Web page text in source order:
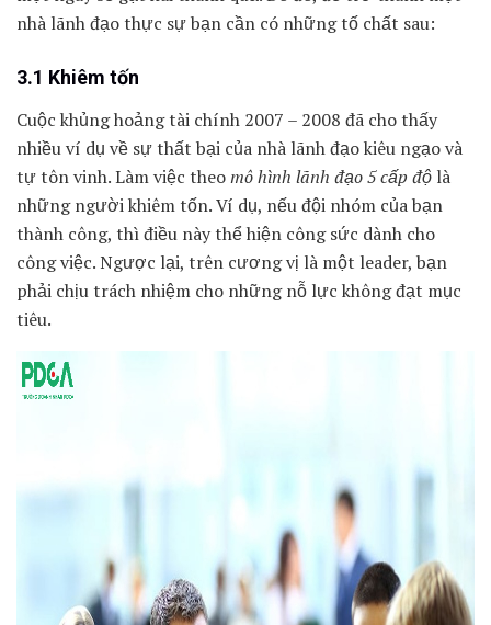
nhà lãnh đạo thực sự bạn cần có những tố chất sau:
3.1 Khiêm tốn
Cuộc khủng hoảng tài chính 2007 – 2008 đã cho thấy
nhiều ví dụ về sự thất bại của nhà lãnh đạo kiêu ngạo và
tự tôn vinh. Làm việc theomô hình lãnh đạo 5 cấp độ là
những người khiêm tốn. Ví dụ, nếu đội nhóm của bạn
thành công, thì điều này thể hiện công sức dành cho
công việc. Ngược lại, trên cương vị là một leader, bạn
phải chịu trách nhiệm cho những nỗ lực không đạt mục
tiêu.